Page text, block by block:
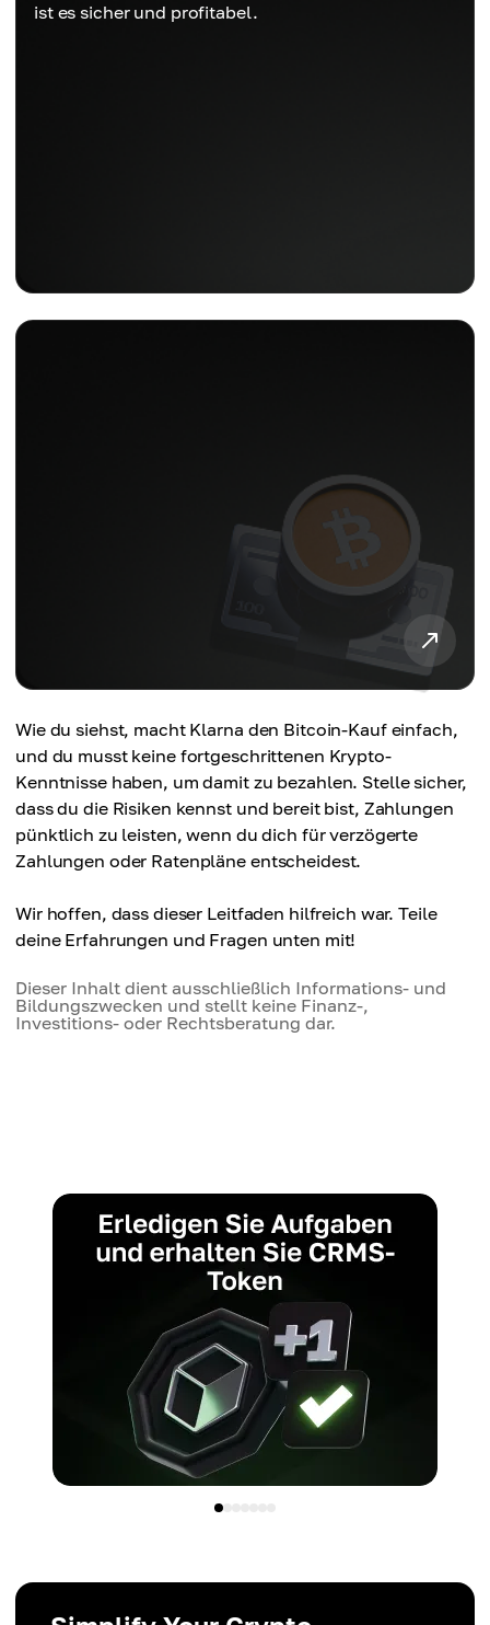
ist es sicher und profitabel.
Wie du siehst, macht Klarna den Bitcoin-Kauf einfach,
und du musst keine fortgeschrittenen Krypto-
Kenntnisse haben, um damit zu bezahlen. Stelle sicher,
dass du die Risiken kennst und bereit bist, Zahlungen
pünktlich zu leisten, wenn du dich für verzögerte
Zahlungen oder Ratenpläne entscheidest.
Wir hoffen, dass dieser Leitfaden hilfreich war. Teile
deine Erfahrungen und Fragen unten mit!
Dieser Inhalt dient ausschließlich Informations- und
Bildungszwecken und stellt keine Finanz-,
Investitions- oder Rechtsberatung dar.